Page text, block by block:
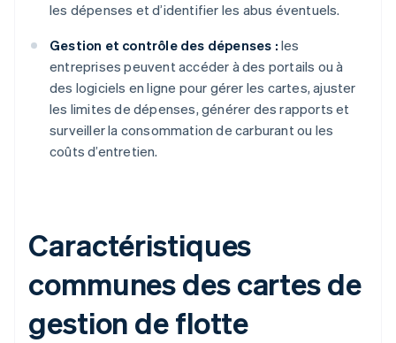
les dépenses et d’identifier les abus éventuels.
Gestion et contrôle des dépenses : les
entreprises peuvent accéder à des portails ou à
des logiciels en ligne pour gérer les cartes, ajuster
les limites de dépenses, générer des rapports et
surveiller la consommation de carburant ou les
coûts d’entretien.
Caractéristiques
communes des cartes de
gestion de flotte